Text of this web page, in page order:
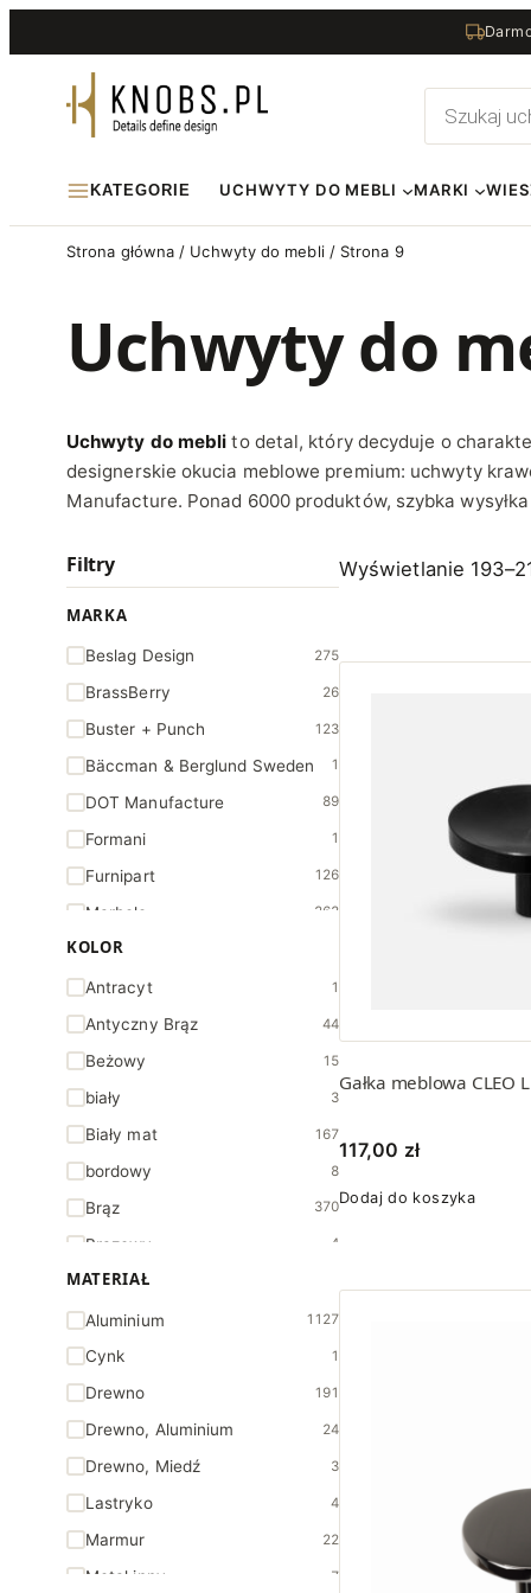
do
produktów
KATEGORIE UCHWYTY DO MEBLI MARKI
Strona główna / Uchwyty do mebli/ Strona 9
Uchwyty do
Uchwyty do mebli to detal, który decyduje o
designerskie okucia meblowe premium: uchwyty
Manufacture. Ponad 6000 produktów, szybka
Filtry
MARKA
Beslag Design 275
BrassBerry 26
Buster + Punch 123
Bäccman & Berglund Sweden 1
DOT Manufacture 89
Formani 1
Furnipart 126
Marbelo 262
Navarro Azorin
Open & Hide 196
SIRO 12
Viefe 1261
Vince Design 18
KOLOR
Antracyt 1
Antyczny Brąz 44
Beżowy 15
biały 3
Biały mat 167
bordowy 8
Brąz 370
Brązowy 4
Chrom połysk
Ciemny Brąz 2
Czarny 61
Czarny mat 442
czarny matowy 2
Czarny szczotkowany 72
Czerwony 17
czerwony (RAL 3028) połysk 1
Grafit 12
MATERIAŁ
Aluminium 1127
Cynk 1
Drewno 191
Drewno, Aluminium 24
Drewno, Miedź 3
Lastryko 4
Marmur 22
Metal inny 7
Wyświetlanie
Gałka meblowa CLEO
117,00 zł
Dodaj do koszyka